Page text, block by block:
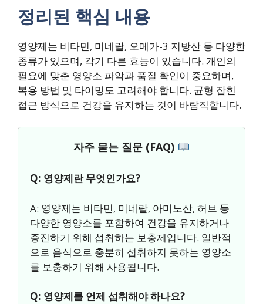
정리된 핵심 내용
영양제는 비타민, 미네랄, 오메가-3 지방산 등 다양한
종류가 있으며, 각기 다른 효능이 있습니다. 개인의
필요에 맞춘 영양소 파악과 품질 확인이 중요하며,
복용 방법 및 타이밍도 고려해야 합니다. 균형 잡힌
접근 방식으로 건강을 유지하는 것이 바람직합니다.
자주 묻는 질문 (FAQ)
Q: 영양제란 무엇인가요?
A: 영양제는 비타민, 미네랄, 아미노산, 허브 등
다양한 영양소를 포함하여 건강을 유지하거나
증진하기 위해 섭취하는 보충제입니다. 일반적
으로 음식으로 충분히 섭취하지 못하는 영양소
를 보충하기 위해 사용됩니다.
Q: 영양제를 언제 섭취해야 하나요?